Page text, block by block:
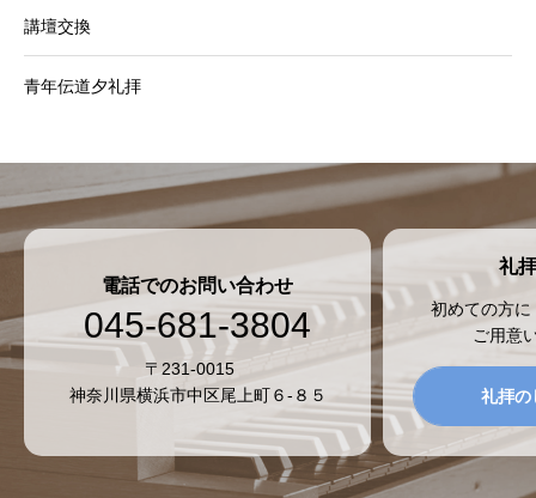
講壇交換
青年伝道夕礼拝
電話でのお問い合わせ
045-681-3804
〒231-0015
神奈川県横浜市中区尾上町６-８５
礼
初めての方
ご用意
礼拝の